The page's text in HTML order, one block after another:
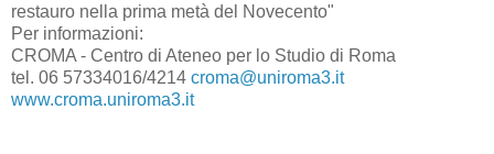
restauro nella prima metà del Novecento"
Per informazioni:
CROMA - Centro di Ateneo per lo Studio di Roma
tel. 06 57334016/4214 croma@uniroma3.it
www.croma.uniroma3.it